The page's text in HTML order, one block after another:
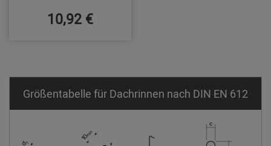
10,92 €
Größentabelle für Dachrinnen nach DIN EN 612